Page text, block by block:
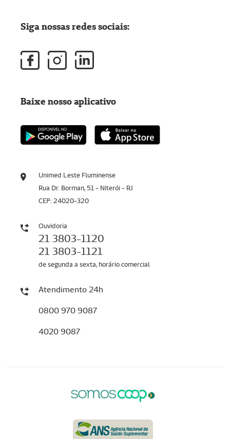
Unimed Leste Fluminense
Rua Dr. Borman, 51 - Niterói - RJ
CEP: 24020-320
Ouvidoria
21 3803-1120
21 3803-1121
de segunda a sexta, horário comercial
Atendimento 24h
0800 970 9087
4020 9087
Siga nossas redes sociais:
Baixe nosso aplicativo